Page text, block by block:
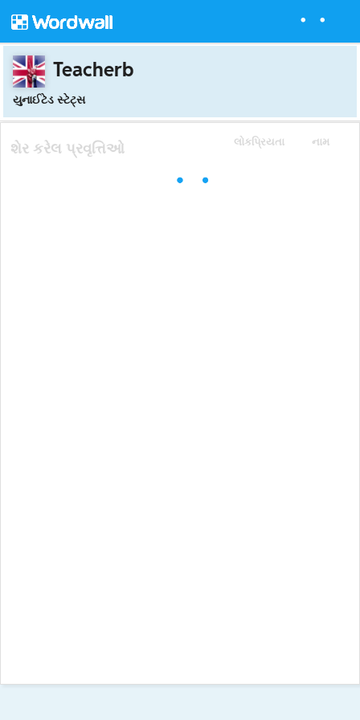
Teacherb
યુનાઈટેડ સ્ટેટ્સ
લોકપ્રિયતા નામ
શેર કરેલ પ્રવૃત્તિઓ